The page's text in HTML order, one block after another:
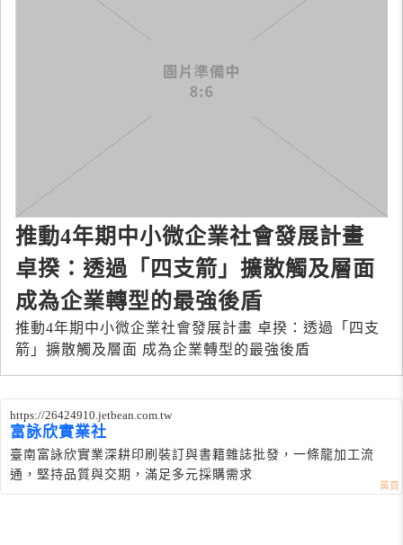
推動4年期中小微企業社會發展計畫
卓揆：透過「四支箭」擴散觸及層面
成為企業轉型的最強後盾
推動4年期中小微企業社會發展計畫 卓揆：透過「四支
箭」擴散觸及層面 成為企業轉型的最強後盾
https://26424910.jetbean.com.tw
富詠欣實業社
臺南富詠欣實業深耕印刷裝訂與書籍雜誌批發，一條龍加工流
通，堅持品質與交期，滿足多元採購需求